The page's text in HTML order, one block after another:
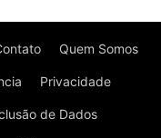
Quem Somos
Privacidade
de Dados